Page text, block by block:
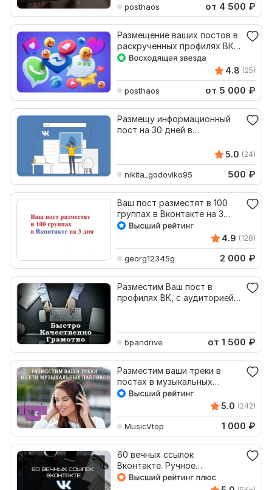
posthaos от 4 500 ₽
Размещение ваших постов в
раскрученных профилях ВК
навсегда
4.8 (25)
posthaos от 5 000 ₽
Размещу информационный
пост на 30 дней в
5.0 (24)
nikita_godoviko95 500 ₽
Ваш пост разместят в 100
группах в Вконтакте на 3
дня
4.9 (128)
georg12345g 2 000 ₽
Разместим Ваш пост в
профилях ВК, с аудиторией
bpandrive от 1 500 ₽
Разместим ваши треки в
постах в музыкальных
пабликов
5.0 (242)
MusicVtop 1 000 ₽
60 вечных ссылок
Вконтакте. Ручное
размещение